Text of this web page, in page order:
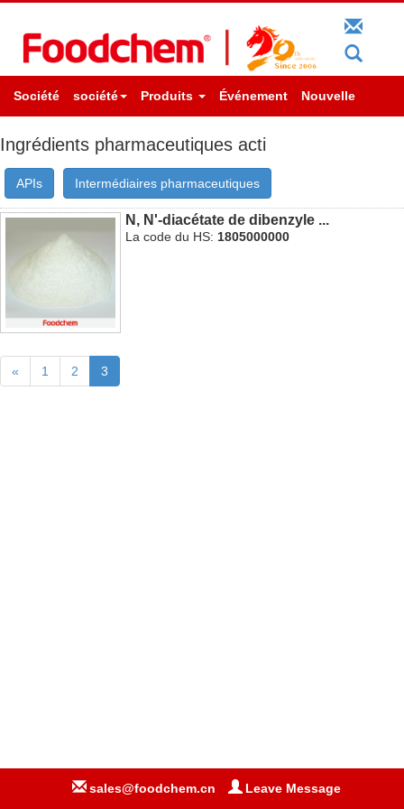
Société société Produits Événement Nouvelle
Ingrédients pharmaceutiques acti
APIs Intermédiaires pharmaceutiques
N, N'-diacétate de dibenzyle ...
La code du HS: 1805000000
« 1 2 3
sales@foodchem.cn Leave Message